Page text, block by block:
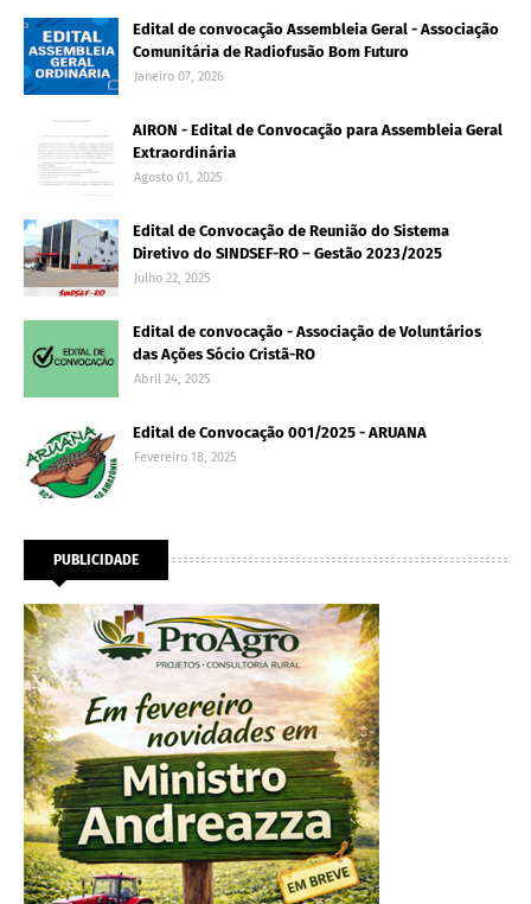
Edital de convocação Assembleia Geral - Associação
Comunitária de Radiofusão Bom Futuro
Janeiro 07, 2026
AIRON - Edital de Convocação para Assembleia Geral
Extraordinária
Agosto 01, 2025
Edital de Convocação de Reunião do Sistema
Diretivo do SINDSEF-RO – Gestão 2023/2025
Julho 22, 2025
Edital de convocação - Associação de Voluntários
das Ações Sócio Cristã-RO
Abril 24, 2025
Edital de Convocação 001/2025 - ARUANA
Fevereiro 18, 2025
PUBLICIDADE